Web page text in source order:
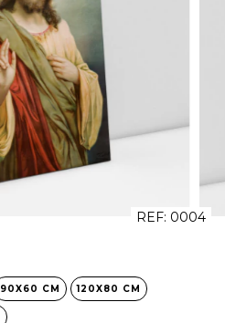
REF: 0004
90X60 CM 120X80 CM